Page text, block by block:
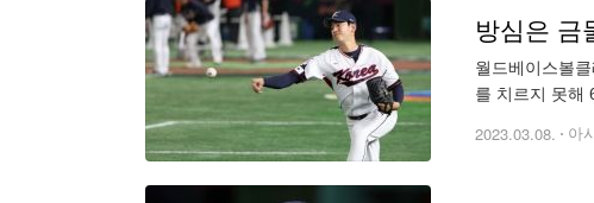
방심은 금
월드베이스볼
를 치르지 못해
2023.03.08. 아